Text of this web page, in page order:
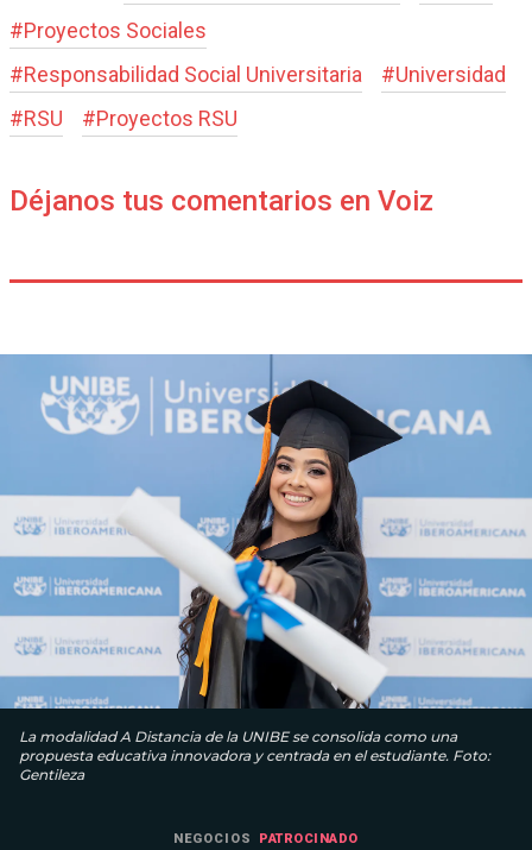
#Proyectos Sociales
#Responsabilidad Social Universitaria #Universidad
#RSU #Proyectos RSU
Déjanos tus comentarios en Voiz
La modalidad A Distancia de la UNIBE se consolida como una
propuesta educativa innovadora y centrada en el estudiante. Foto:
Gentileza
NEGOCIOS PATROCINADO